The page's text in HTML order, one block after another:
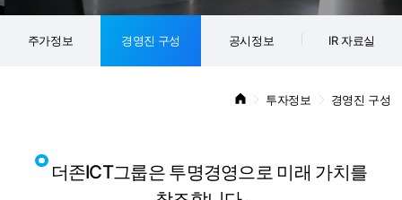
주가정보 경영진 구성 공시정보 IR 자료실
투자정보 경영진 구성
더존ICT그룹은 투명경영으로 미래 가치를